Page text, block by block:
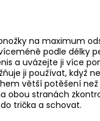
na maximum
podle délky
a uvázejte ji více
ji používat, když
větší potěšení
stranách
trička a schovat.